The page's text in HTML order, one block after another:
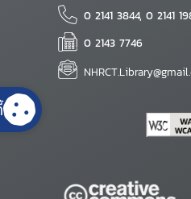
0 2141 3844, 0 2141
0 2143 7746